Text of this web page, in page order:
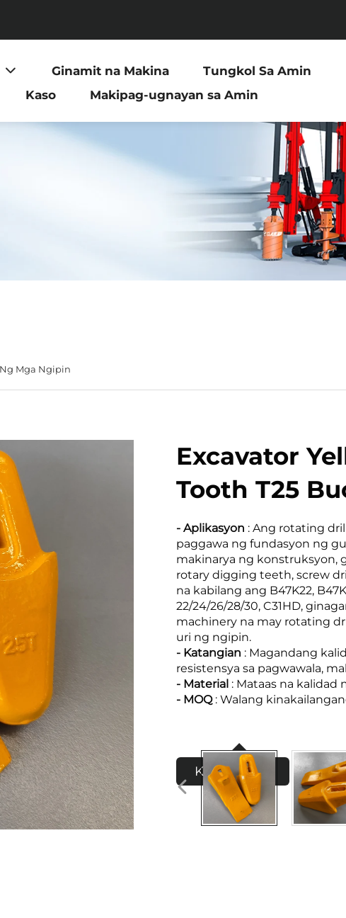
Ginamit na Makina
Tungkol Sa Amin
Kaso
Makipag-ugnayan sa Amin
Mga Ngipin
Excavator
Tooth T25
- Aplikasyon : Ang rotating
paggawa ng fundasyon ng
makinarya ng konstruksyon,
rotary digging teeth, screw
na kabilang ang B47K22,
22/24/26/28/30, C31HD,
machinery na may rotating
uri ng ngipin.
- Katangian : Magandang
resistensya sa pagwawala,
- Material : Mataas na kalidad
- MOQ : Walang
Kumuha ng
Quote